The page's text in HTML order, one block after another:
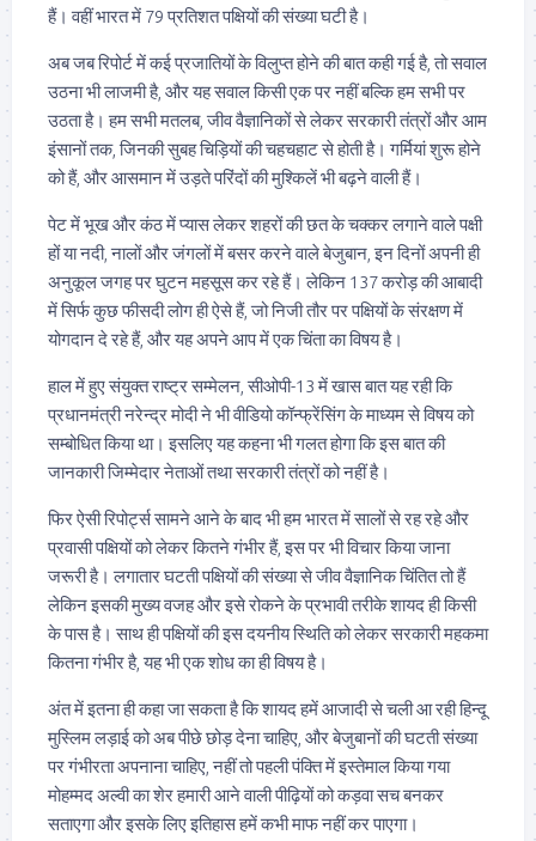
हैं। वहीं भारत में 79 प्रतिशत पक्षियों की संख्या घटी है।
अब जब रिपोर्ट में कई प्रजातियों के विलुप्त होने की बात कही गई है, तो सवाल
उठना भी लाजमी है, और यह सवाल किसी एक पर नहीं बल्कि हम सभी पर
उठता है। हम सभी मतलब, जीव वैज्ञानिकों से लेकर सरकारी तंत्रों और आम
इंसानों तक, जिनकी सुबह चिड़ियों की चहचहाट से होती है। गर्मियां शुरू होने
को हैं, और आसमान में उड़ते परिंदों की मुश्किलें भी बढ़ने वाली हैं।
पेट में भूख और कंठ में प्यास लेकर शहरों की छत के चक्कर लगाने वाले पक्षी
हों या नदी, नालों और जंगलों में बसर करने वाले बेजुबान, इन दिनों अपनी ही
अनुकूल जगह पर घुटन महसूस कर रहे हैं। लेकिन 137 करोड़ की आबादी
में सिर्फ कुछ फीसदी लोग ही ऐसे हैं, जो निजी तौर पर पक्षियों के संरक्षण में
योगदान दे रहे हैं, और यह अपने आप में एक चिंता का विषय है।
हाल में हुए संयुक्त राष्ट्र सम्मेलन, सीओपी-13 में खास बात यह रही कि
प्रधानमंत्री नरेन्‍द्र मोदी ने भी वीडियो कॉन्फ्रेंसिंग के माध्यम से विषय को
सम्बोधित किया था। इसलिए यह कहना भी गलत होगा कि इस बात की
जानकारी जिम्मेदार नेताओं तथा सरकारी तंत्रों को नहीं है।
फिर ऐसी रिपोर्ट्स सामने आने के बाद भी हम भारत में सालों से रह रहे और
प्रवासी पक्षियों को लेकर कितने गंभीर हैं, इस पर भी विचार किया जाना
जरूरी है। लगातार घटती पक्षियों की संख्या से जीव वैज्ञानिक चिंतित तो हैं
लेकिन इसकी मुख्य वजह और इसे रोकने के प्रभावी तरीके शायद ही किसी
के पास है। साथ ही पक्षियों की इस दयनीय स्थिति को लेकर सरकारी महकमा
कितना गंभीर है, यह भी एक शोध का ही विषय है।
अंत में इतना ही कहा जा सकता है कि शायद हमें आजादी से चली आ रही हिन्दू
मुस्लिम लड़ाई को अब पीछे छोड़ देना चाहिए, और बेजुबानों की घटती संख्या
पर गंभीरता अपनाना चाहिए, नहीं तो पहली पंक्ति में इस्तेमाल किया गया
मोहम्मद अल्वी का शेर हमारी आने वाली पीढ़ियों को कड़वा सच बनकर
सताएगा और इसके लिए इतिहास हमें कभी माफ नहीं कर पाएगा।